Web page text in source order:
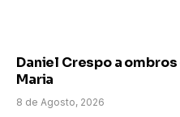
Daniel Crespo a
Maria
8 de Agosto, 2026